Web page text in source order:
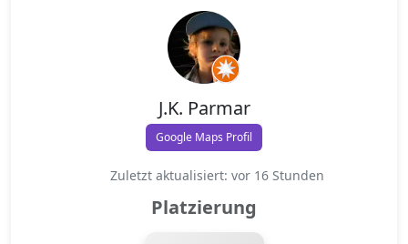
J.K. Parmar
Google Maps Profil
Zuletzt aktualisiert: vor 16 Stunden
Platzierung